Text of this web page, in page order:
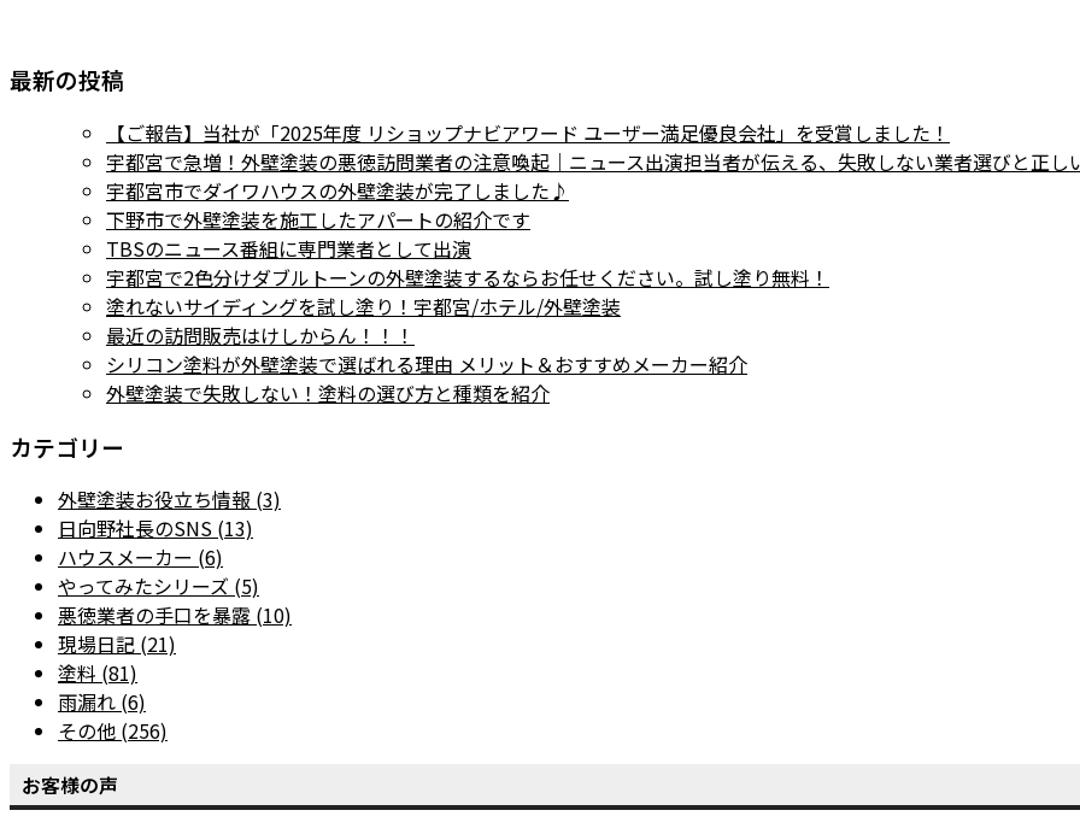
最新の投稿
【ご報告】当社が「2025年度 リショップナビアワード ユーザー満足優良会社」を受賞しました！
宇都宮で急増！外壁塗装の悪徳訪問業者の注意喚起｜ニュース出演担当者が伝える、失敗しない業者選びと正し
宇都宮市でダイワハウスの外壁塗装が完了しました♪
下野市で外壁塗装を施工したアパートの紹介です
TBSのニュース番組に専門業者として出演
宇都宮で2色分けダブルトーンの外壁塗装するならお任せください。試し塗り無料！
塗れないサイディングを試し塗り！宇都宮/ホテル/外壁塗装
最近の訪問販売はけしからん！！！
シリコン塗料が外壁塗装で選ばれる理由 メリット＆おすすめメーカー紹介
外壁塗装で失敗しない！塗料の選び方と種類を紹介
カテゴリー
外壁塗装お役立ち情報 (3)
日向野社長のSNS (13)
ハウスメーカー (6)
やってみたシリーズ (5)
悪徳業者の手口を暴露 (10)
現場日記 (21)
塗料 (81)
雨漏れ (6)
その他 (256)
お客様の声